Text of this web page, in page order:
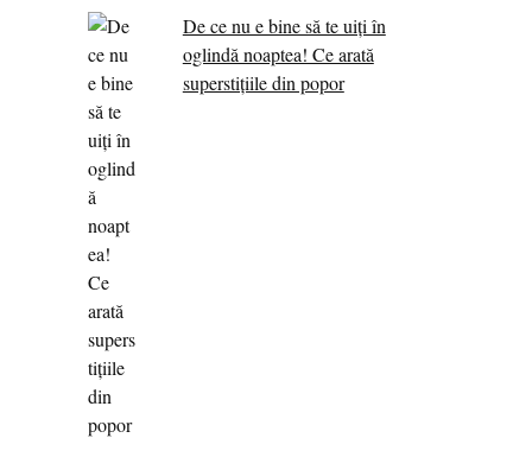
De ce nu e bine să te uiți în
oglindă noaptea! Ce arată
superstițiile din popor